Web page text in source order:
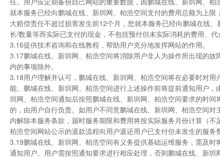
就本服务已经向鹏城在线、新圳网、柏浩空间支付的费用总额为上
大赔偿责任不超过损害发生前12个月，您就本服务已经向鹏城在线
长/数量等而实际已支付的现金，不包括预付但未实际消耗的费用、
3.16提供技术咨询和在线教程，帮助用户充分地发挥网站的作用。
3.17鹏城在线、新圳网、柏浩空间将消除用户非人为操作所出现的
内的事项除外。
3.18用户理解并认可，鹏城在线、新圳网、柏浩空间将在必要时对
能。鹏城在线、新圳网、柏浩空间进行上述操作前将提前通知用户
圳网、柏浩空间通知后按照鹏城在线、新圳网、柏浩空间要求的时
的，由用户自行负责。如用户不同意鹏城在线、新圳网、柏浩空间
内解除本服务条款，届时服务期限和费用将按实际服务月份计算（
柏浩空间网站公示的退款流程向用户退还用户已支付但未发生的服务
3.19鹏城在线、新圳网、柏浩空间有义务提供基础运维服务，需及
通知用户。用户需按照通知要求进行相应处理，否则鹏城在线、新